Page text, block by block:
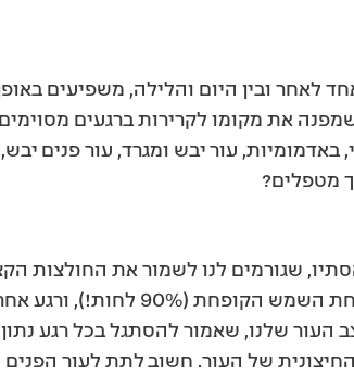
אחד לאחר ובין היום והלילה, משפיעים
את מקומו לקרירות ברגעים
באדמומיות, עור יבש ומגרד, עור פנים
מטפלים?
שגורמים לנו לשמור את החולצות
הבגדים החמים בארון. רגע אחד
שלנו, שאמור להסתגל בכל רגע נתון
של העור. חשוב לתת לעור הפנים